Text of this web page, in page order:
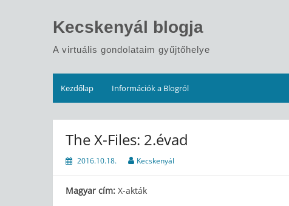
Kecskenyál blogja
A virtuális gondolataim gyűjtőhelye
Kezdőlap Információk a Blogról
The X-Files: 2.évad
2016.10.18. Kecskenyál
Magyar cím: X-akták